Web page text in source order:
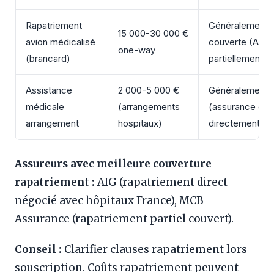
Rapatriement
avion médicalisé
(brancard)
15 000-30 000 €
one-way
Généralement
couverte (AIG
partiellement)
Assistance
médicale
arrangement
2 000-5 000 €
(arrangements
hospitaux)
Généralement
(assurance
directement)
Assureurs avec meilleure couverture
rapatriement :AIG (rapatriement direct
négocié avec hôpitaux France), MCB
Assurance (rapatriement partiel couvert).
Conseil : Clarifier clauses rapatriement lors
souscription. Coûts rapatriement peuvent